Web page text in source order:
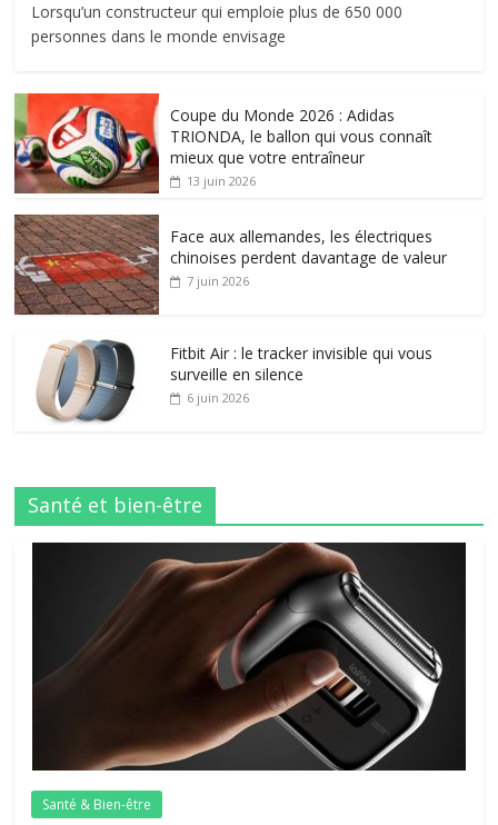
Lorsqu’un constructeur qui emploie plus de 650 000
personnes dans le monde envisage
Coupe du Monde 2026 : Adidas
TRIONDA, le ballon qui vous connaît
mieux que votre entraîneur
13 juin 2026
Face aux allemandes, les électriques
chinoises perdent davantage de valeur
7 juin 2026
Fitbit Air : le tracker invisible qui vous
surveille en silence
6 juin 2026
Santé et bien-être
Santé & Bien-être